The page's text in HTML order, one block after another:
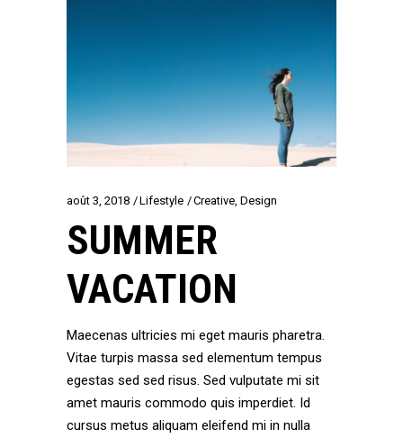
août 3, 2018 Lifestyle Creative Design
SUMMER
VACATION
Maecenas ultricies mi eget mauris pharetra.
Vitae turpis massa sed elementum tempus
egestas sed sed risus. Sed vulputate mi sit
amet mauris commodo quis imperdiet. Id
cursus metus aliquam eleifend mi in nulla